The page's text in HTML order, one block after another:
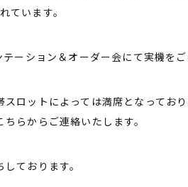
ています。
ーション＆オーダー会にて実機をご
ロットによっては満席となってお
らからご連絡いたします。
ております。